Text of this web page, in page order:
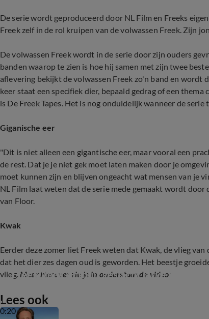
De serie wordt geproduceerd door NL Film en Freeks
Freek zelf in de rol kruipen van de volwassen Freek. Zijn
De volwassen Freek wordt in de serie door zijn ouders
banden waarop te zien is hoe hij samen met zijn twee
aflevering bekijkt de volwassen Freek zo'n band en
keer staat een specifiek dier, bepaald gedrag of een
is De Freek Tapes. Het is nog onduidelijk wanneer de serie
Giganische eer
"Dit is niet alleen een gigantische eer, maar vooral een
de rest. Dat je je niet gek moet laten maken door je
moet kunnen zijn en blijven ongeacht wat mensen van je
NL Film laat weten dat de serie mede gemaakt wordt door
van Floor.
Kwak
Eerder deze zomer liet Freek weten dat Kwak, de vlieg
dat het dier zes dagen oud is geworden. Het beestje
vlieg.Meer hierover zie je in onderstaande video:
0:20
Freek Vonk onthult geslacht larve Kwak in
Lees ook